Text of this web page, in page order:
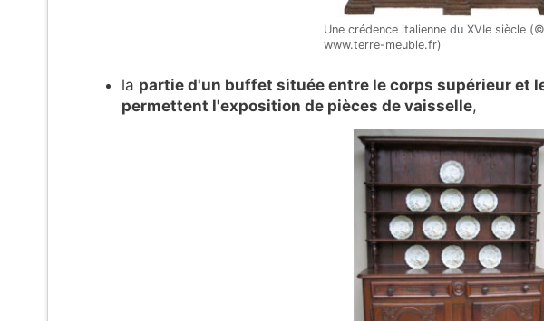
Une crédence italienne du XVIe siècle (©
www.terre-meuble.fr)
la partie d'un buffet située entre le corps supérieur et
permettent l'exposition de pièces de vaisselle,